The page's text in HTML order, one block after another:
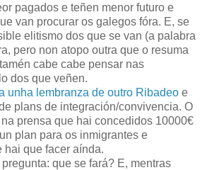
pagados e teñen menor futuro e
van procurar os galegos fóra. E, se
elitismo dos que se van (a palabra
pero non atopo outra que o resuma
cabe cabe pensar nas
dos que veñen.
unha lembranza de outro Ribadeo e
plans de integración/convivencia. O
prensa que hai concedidos 10000€
plan para os inmigrantes e
hai que facer aínda.
que se fará? E, mentras